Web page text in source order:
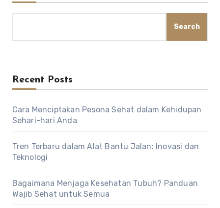
Search
Recent Posts
Cara Menciptakan Pesona Sehat dalam Kehidupan
Sehari-hari Anda
Tren Terbaru dalam Alat Bantu Jalan: Inovasi dan
Teknologi
Bagaimana Menjaga Kesehatan Tubuh? Panduan
Wajib Sehat untuk Semua